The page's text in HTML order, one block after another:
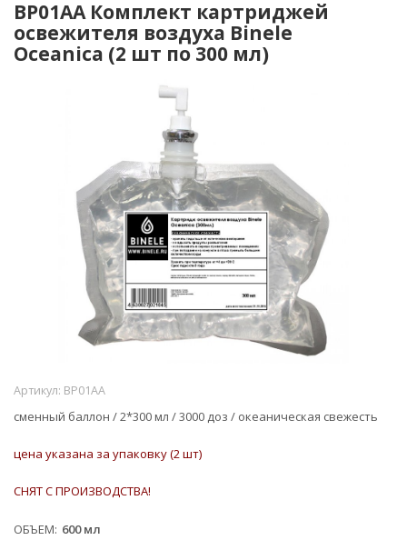
BP01AA Комплект картриджей
освежителя воздуха Binele
Oceanica (2 шт по 300 мл)
Артикул: BP01AA
сменный баллон / 2*300 мл / 3000 доз / океаническая свежесть
цена указана за упаковку (2 шт)
СНЯТ С ПРОИЗВОДСТВА!
ОБЪЕМ 600 мл